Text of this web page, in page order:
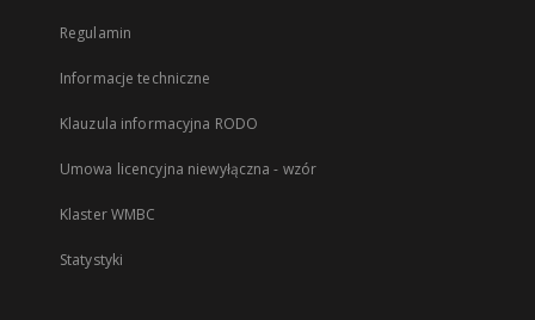
Regulamin
Informacje techniczne
Klauzula informacyjna RODO
Umowa licencyjna niewyłączna - wzór
Klaster WMBC
Statystyki